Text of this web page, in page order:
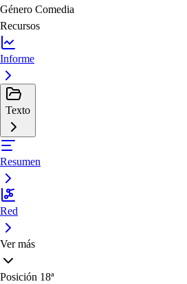
Género Comedia
Recursos
Informe
Texto
Resumen
Red
Ver más
Posición 18ª